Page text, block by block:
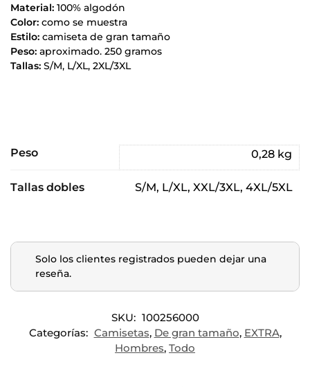
Material: 100% algodón
Color: como se muestra
Estilo: camiseta de gran tamaño
Peso: aproximado. 250 gramos
Tallas: S/M, L/XL, 2XL/3XL
Peso 0,28 kg
Tallas dobles S/M, L/XL, XXL/3XL, 4XL/5XL
Solo los clientes registrados pueden dejar una
reseña.
SKU: 100256000
Categorías: Camisetas, De gran tamaño, EXTRA,
Hombres, Todo